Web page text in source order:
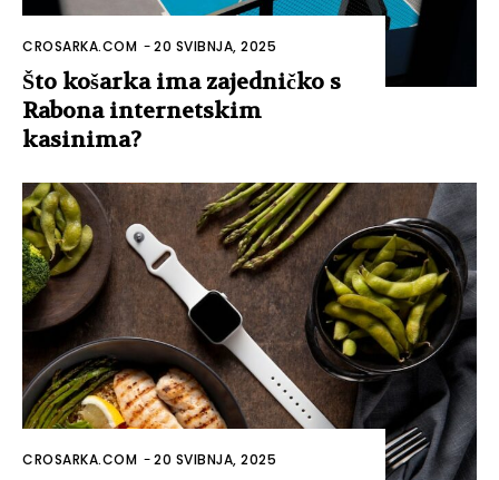
CROSARKA.COM -20 SVIBNJA, 2025
Što košarka ima zajedničko s
Rabona internetskim
kasinima?
CROSARKA.COM -20 SVIBNJA, 2025